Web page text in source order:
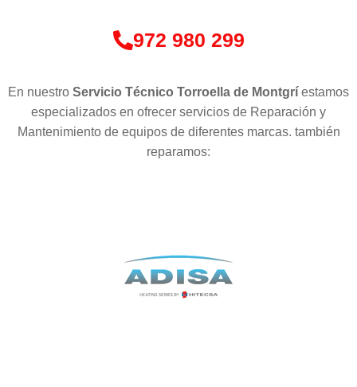
972 980 299
En nuestro Servicio Técnico Torroella de Montgrí estamos
especializados en ofrecer servicios de Reparación y
Mantenimiento de equipos de diferentes marcas. también
reparamos: